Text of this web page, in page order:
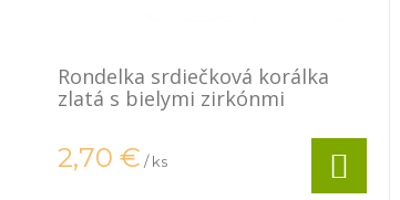
Rondelka srdiečková korálka
zlatá s bielymi zirkónmi
2,70 € / ks